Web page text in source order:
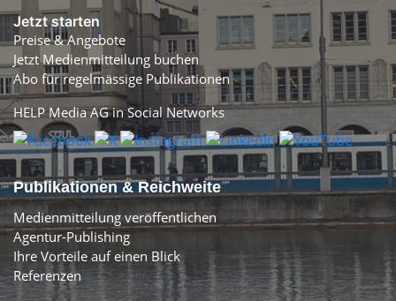
Jetzt starten
Preise & Angebote
Jetzt Medienmitteilung buchen
Abo für regelmässige Publikationen
HELP Media AG in Social Networks
Publikationen & Reichweite
Medienmitteilung veröffentlichen
Agentur-Publishing
Ihre Vorteile auf einen Blick
Referenzen